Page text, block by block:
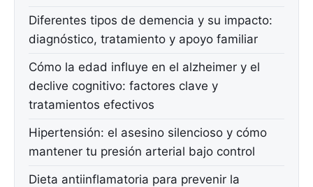
Diferentes tipos de demencia y su impacto:
diagnóstico, tratamiento y apoyo familiar
Cómo la edad influye en el alzheimer y el
declive cognitivo: factores clave y
tratamientos efectivos
Hipertensión: el asesino silencioso y cómo
mantener tu presión arterial bajo control
Dieta antiinflamatoria para prevenir la